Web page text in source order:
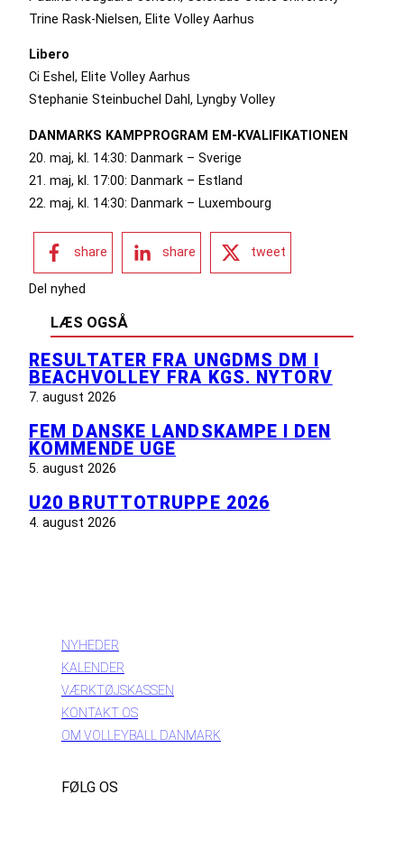
Trine Rask-Nielsen, Elite Volley Aarhus
Libero
Ci Eshel, Elite Volley Aarhus
Stephanie Steinbuchel Dahl, Lyngby Volley
DANMARKS KAMPPROGRAM EM-KVALIFIKATIONEN
20. maj, kl. 14:30: Danmark – Sverige
21. maj, kl. 17:00: Danmark – Estland
22. maj, kl. 14:30: Danmark – Luxembourg
share share tweet
Del nyhed
LÆS OGSÅ
RESULTATER FRA UNGDMS DM I
BEACHVOLLEY FRA KGS. NYTORV
7. august 2026
FEM DANSKE LANDSKAMPE I DEN
KOMMENDE UGE
5. august 2026
U20 BRUTTOTRUPPE 2026
4. august 2026
NYHEDER
KALENDER
VÆRKTØJSKASSEN
KONTAKT OS
OM VOLLEYBALL DANMARK
FØLG OS